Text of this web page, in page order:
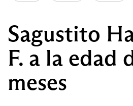
Sagustito
F. a la edad
meses